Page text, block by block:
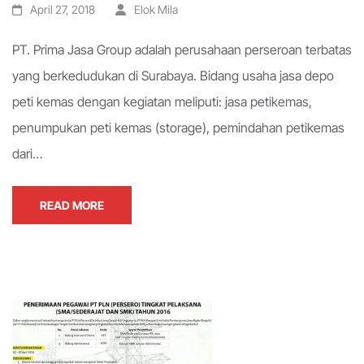
April 27, 2018 Elok Mila
PT. Prima Jasa Group adalah perusahaan perseroan terbatas
yang berkedudukan di Surabaya. Bidang usaha jasa depo
peti kemas dengan kegiatan meliputi: jasa petikemas,
penumpukan peti kemas (storage), pemindahan petikemas
dari…
READ MORE